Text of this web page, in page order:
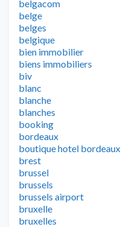
belgacom
belge
belges
belgique
bien immobilier
biens immobiliers
biv
blanc
blanche
blanches
booking
bordeaux
boutique hotel bordeaux
brest
brussel
brussels
brussels airport
bruxelle
bruxelles